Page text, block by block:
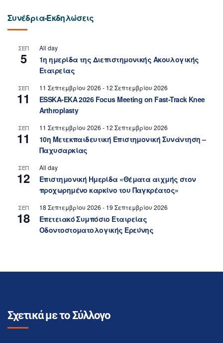
Συνέδρια-Εκδηλώσεις
ΣΕΠ
5
All day
1η ημερίδα της Διεπιστημονικής Ακουλογικής
Εταιρείας
ΣΕΠ
11
11 Σεπτεμβρίου 2026 - 12 Σεπτεμβρίου 2026
ESSKA-EKA 2026 Focus Meeting on Fast-Track Knee
Arthroplasty
ΣΕΠ
11
11 Σεπτεμβρίου 2026 - 12 Σεπτεμβρίου 2026
10η Μετεκπαιδευτική Επιστημονική Συνάντηση –
Παχυσαρκίας
ΣΕΠ
12
All day
Επιστημονική Ημερίδα «Θέματα αιχμής στον
προχωρημένο καρκίνο του Παγκρέατος»
ΣΕΠ
18
18 Σεπτεμβρίου 2026 - 19 Σεπτεμβρίου 2026
Επετειακό Συμπόσιο Εταιρείας
Οδοντοστοματολογικής Ερεύνης
Σχετικά με το Σύλλογο